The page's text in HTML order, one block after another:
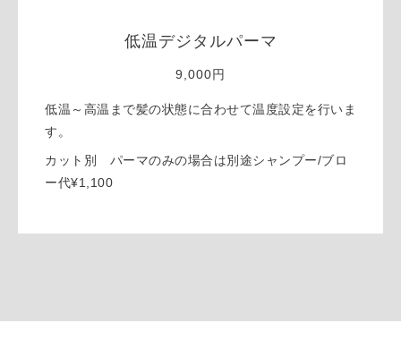
低温デジタルパーマ
9,000円
低温～高温まで髪の状態に合わせて温度設定を行いま
す。
カット別 パーマのみの場合は別途シャンプー/ブロ
ー代¥1,100